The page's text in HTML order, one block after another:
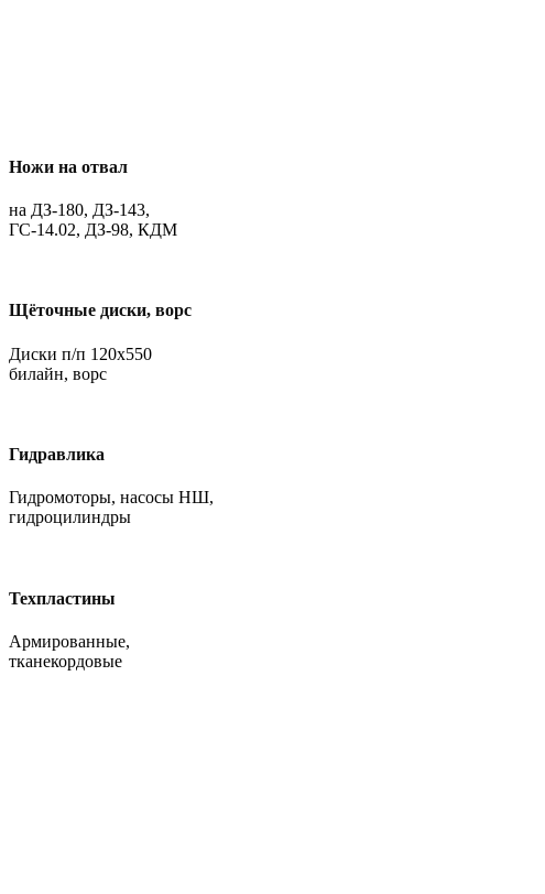
Ножи на отвал
на ДЗ-180, ДЗ-143,
ГС-14.02, ДЗ-98, КДМ
Щёточные диски, ворс
Диски п/п 120х550
билайн, ворс
Гидравлика
Гидромоторы, насосы НШ,
гидроцилиндры
Техпластины
Армированные,
тканекордовые